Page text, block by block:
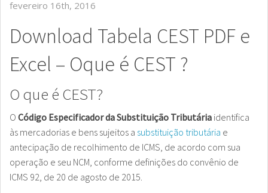
Sobre
Contato Rz Sistemas
Buscar no Site
fevereiro 16th, 2016
Download Tabela CEST PDF e
Excel – Oque é CEST ?
O que é CEST?
O Código Especificador da Substituição Tributária identifica
às mercadorias e bens sujeitos a substituição tributária e
antecipação de recolhimento de ICMS, de acordo com sua
operação e seu NCM, conforme definições do convênio de
ICMS 92, de 20 de agosto de 2015.